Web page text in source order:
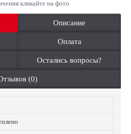
кликайте на фото
Описание
Оплата
Остались вопросы?
(0)